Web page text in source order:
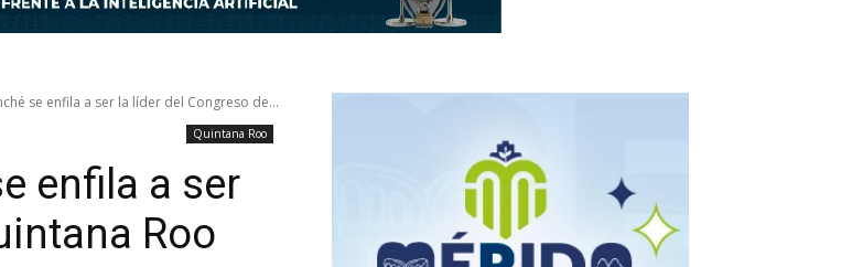
se enfila a ser la líder del Congreso de...
Quintana Roo
enfila a ser
Roo